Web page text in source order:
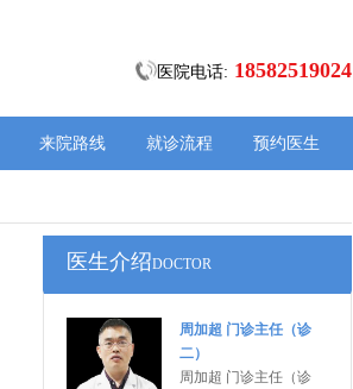
医院电话: 18582519024
来院路线 就诊流程 预约医生
医生介绍DOCTOR
周加超 门诊主任（诊
二）
周加超 门诊主任（诊